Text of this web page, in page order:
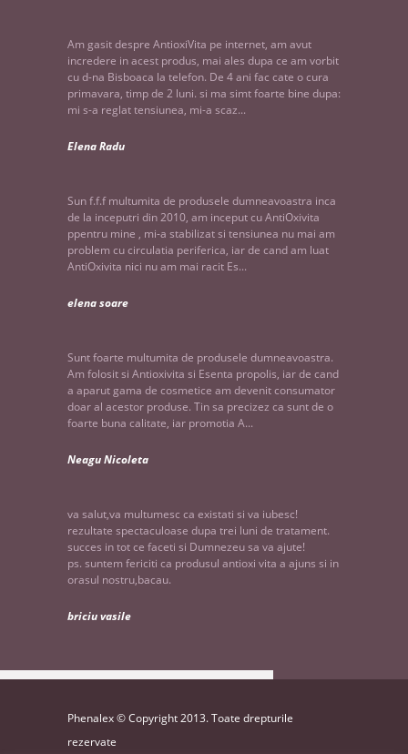
Am gasit despre AntioxiVita pe internet, am avut
incredere in acest produs, mai ales dupa ce am vorbit
cu d-na Bisboaca la telefon. De 4 ani fac cate o cura
primavara, timp de 2 luni. si ma simt foarte bine dupa:
mi s-a reglat tensiunea, mi-a scaz...
Elena Radu
Sun f.f.f multumita de produsele dumneavoastra inca
de la inceputri din 2010, am inceput cu AntiOxivita
ppentru mine , mi-a stabilizat si tensiunea nu mai am
problem cu circulatia periferica, iar de cand am luat
AntiOxivita nici nu am mai racit Es...
elena soare
Sunt foarte multumita de produsele dumneavoastra.
Am folosit si Antioxivita si Esenta propolis, iar de cand
a aparut gama de cosmetice am devenit consumator
doar al acestor produse. Tin sa precizez ca sunt de o
foarte buna calitate, iar promotia A...
Neagu Nicoleta
va salut,va multumesc ca existati si va iubesc!
rezultate spectaculoase dupa trei luni de tratament.
succes in tot ce faceti si Dumnezeu sa va ajute!
ps. suntem fericiti ca produsul antioxi vita a ajuns si in
orasul nostru,bacau.
briciu vasile
Phenalex © Copyright 2013. Toate drepturile
rezervate